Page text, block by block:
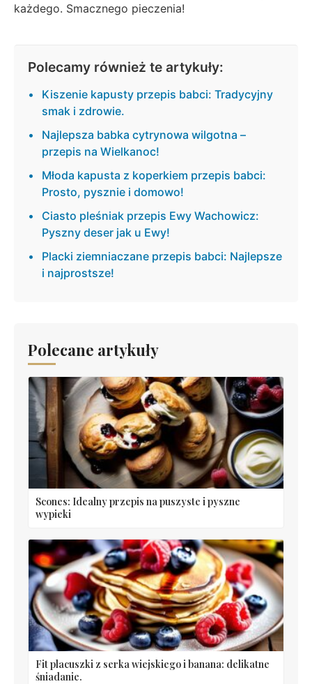
każdego. Smacznego pieczenia!
Polecamy również te artykuły:
Kiszenie kapusty przepis babci: Tradycyjny
smak i zdrowie.
Najlepsza babka cytrynowa wilgotna –
przepis na Wielkanoc!
Młoda kapusta z koperkiem przepis babci:
Prosto, pysznie i domowo!
Ciasto pleśniak przepis Ewy Wachowicz:
Pyszny deser jak u Ewy!
Placki ziemniaczane przepis babci: Najlepsze
i najprostsze!
Polecane artykuły
Scones: Idealny przepis na puszyste i pyszne
wypieki
Fit placuszki z serka wiejskiego i banana: delikatne
śniadanie.